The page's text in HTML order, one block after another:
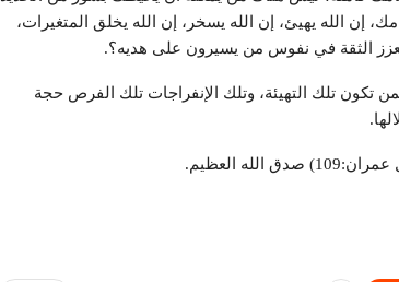
الله يهيئ، إن الله يسخر، إن الله يخلق المتغيرات،
الثقة في نفوس من يسيرون على هديه؟.
تكون تلك التهيئة، وتلك الإنفراجات تلك الفرص حجة
العظيم.